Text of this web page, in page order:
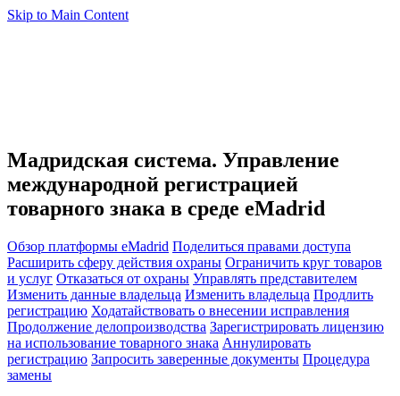
Skip to Main Content
Мадридская система. Управление
международной регистрацией
товарного знака в среде eMadrid
Обзор платформы eMadrid Поделиться правами доступа
Расширить сферу действия охраны Ограничить круг товаров
и услуг Отказаться от охраны Управлять представителем
Изменить данные владельца Изменить владельца Продлить
регистрацию Ходатайствовать о внесении исправления
Продолжение делопроизводства Зарегистрировать лицензию
на использование товарного знака Аннулировать
регистрацию Запросить заверенные документы Процедура
замены